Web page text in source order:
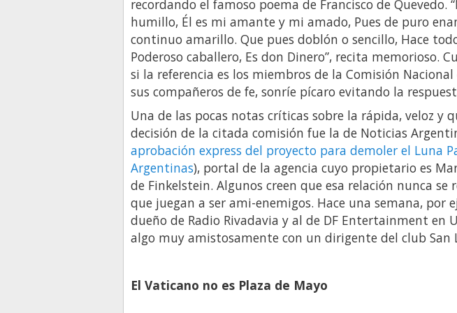
recordando el famoso poema de Francisco de Quevedo.
humillo, Él es mi amante y mi amado, Pues de puro
continuo amarillo. Que pues doblón o sencillo, Hace
Poderoso caballero, Es don Dinero”, recita memorioso.
si la referencia es los miembros de la Comisión
sus compañeros de fe, sonríe pícaro evitando la
Una de las pocas notas críticas sobre la rápida, veloz y
decisión de la citada comisión fue la de Noticias
aprobación express del proyecto para demoler el Luna
Argentinas), portal de la agencia cuyo propietario es
de Finkelstein. Algunos creen que esa relación nunca se
que juegan a ser ami-enemigos. Hace una semana, por
dueño de Radio Rivadavia y al de DF Entertainment en
algo muy amistosamente con un dirigente del club San
El Vaticano no es Plaza de Mayo